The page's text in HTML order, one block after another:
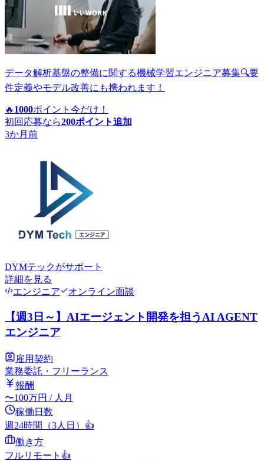
データ解析基盤の整備に関する機械学習エンジニア募集🔍要
件定義やモデル改善にも携われます！
🔥 1000ポイント 今だけ！
初回応募なら200ポイント追加
3か月前
DYMテックがサポート
詳細を見る
エンジニア
オンライン面談
【週3日～】AIエージェント開発を担うAI AGENT
エンジニア
雇用契約
業務委託・フリーランス
報酬
〜100万円 / 人月
稼働日数
週24時間（3人日） 👍
働き方
フルリモート 👍